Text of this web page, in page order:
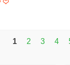
1 2 3 4